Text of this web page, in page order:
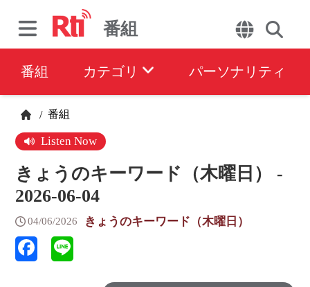
番組
番組 カテゴリ パーソナリティ
/ 番組
Listen Now
きょうのキーワード（木曜日） -
2026-06-04
04/06/2026 きょうのキーワード（木曜日）